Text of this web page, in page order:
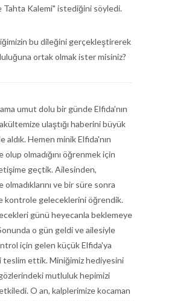
Tahta Kalemi" istediğini söyledi.
bu dileğini gerçekleştirerek
ortak olmak ister misiniz?
umut dolu bir günde Elfida’nın
ulaştığı haberini büyük
aldık. Hemen minik Elfida'nın
olmadığını öğrenmek için
geçtik. Ailesinden,
ve bir süre sonra
kontrole geleceklerini öğrendik.
günü heyecanla beklemeye
o gün geldi ve ailesiyle
için gelen küçük Elfida'ya
teslim ettik. Miniğimiz hediyesini
gözlerindeki mutluluk hepimizi
O an, kalplerimize kocaman